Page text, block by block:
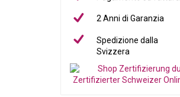
2 Anni di Garanzia
Spedizione dalla
Svizzera